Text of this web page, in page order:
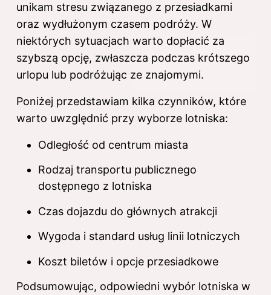
unikam stresu związanego z przesiadkami
oraz wydłużonym czasem podróży. W
niektórych sytuacjach warto dopłacić za
szybszą opcję, zwłaszcza podczas krótszego
urlopu lub podróżując ze znajomymi.
Poniżej przedstawiam kilka czynników, które
warto uwzględnić przy wyborze lotniska:
Odległość od centrum miasta
Rodzaj transportu publicznego
dostępnego z lotniska
Czas dojazdu do głównych atrakcji
Wygoda i standard usług linii lotniczych
Koszt biletów i opcje przesiadkowe
Podsumowując, odpowiedni wybór lotniska w